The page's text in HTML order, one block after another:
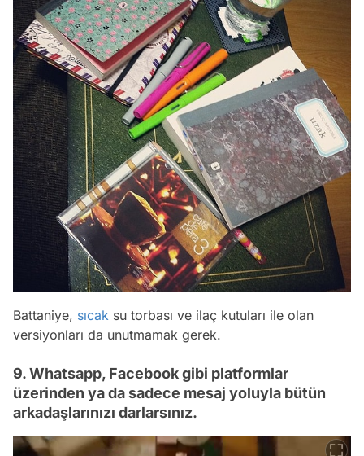
Battaniye, sıcak su torbası ve ilaç kutuları ile olan
versiyonları da unutmamak gerek.
9. Whatsapp, Facebook gibi platformlar
üzerinden ya da sadece mesaj yoluyla bütün
arkadaşlarınızı darlarsınız.